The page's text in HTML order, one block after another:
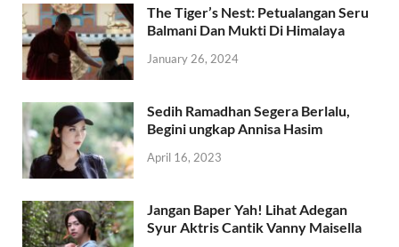
The Tiger’s Nest: Petualangan Seru
Balmani Dan Mukti Di Himalaya
January 26, 2024
Sedih Ramadhan Segera Berlalu,
Begini ungkap Annisa Hasim
April 16, 2023
Jangan Baper Yah! Lihat Adegan
Syur Aktris Cantik Vanny Maisella